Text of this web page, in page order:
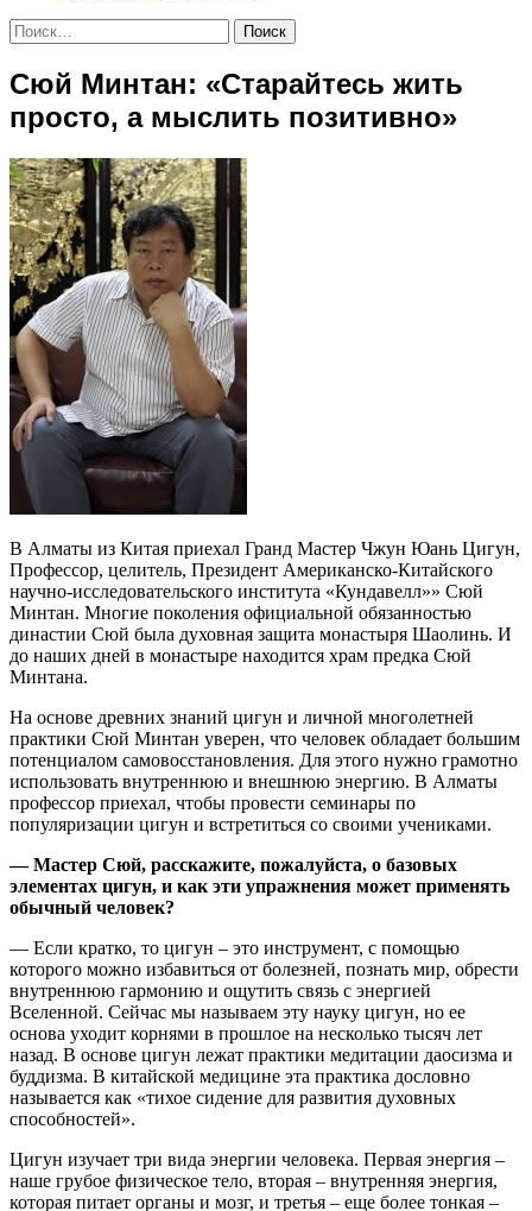
Найти:
Сюй Минтан: «Старайтесь жить
просто, а мыслить позитивно»
В Алматы из Китая приехал Гранд Мастер Чжун Юань Цигун,
Профессор, целитель, Президент Американско-Китайского
научно-исследовательского института «Кундавелл»» Сюй
Минтан. Многие поколения официальной обязанностью
династии Сюй была духовная защита монастыря Шаолинь. И
до наших дней в монастыре находится храм предка Сюй
Минтана.
На основе древних знаний цигун и личной многолетней
практики Сюй Минтан уверен, что человек обладает большим
потенциалом самовосстановления. Для этого нужно грамотно
использовать внутреннюю и внешнюю энергию. В Алматы
профессор приехал, чтобы провести семинары по
популяризации цигун и встретиться со своими учениками.
— Мастер Сюй, расскажите, пожалуйста, о базовых
элементах цигун, и как эти упражнения может применять
обычный человек?
— Если кратко, то цигун – это инструмент, с помощью
которого можно избавиться от болезней, познать мир, обрести
внутреннюю гармонию и ощутить связь с энергией
Вселенной. Сейчас мы называем эту науку цигун, но ее
основа уходит корнями в прошлое на несколько тысяч лет
назад. В основе цигун лежат практики медитации даосизма и
буддизма. В китайской медицине эта практика дословно
называется как «тихое сидение для развития духовных
способностей».
Цигун изучает три вида энергии человека. Первая энергия –
наше грубое физическое тело, вторая – внутренняя энергия,
которая питает органы и мозг, и третья – еще более тонкая –